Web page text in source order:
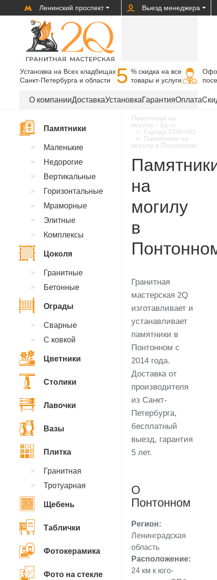
Ленинский проспект Выезд менеджера
Установка на Всех кладбищах
Санкт-Петербурга и области
5 % cкидка на все
товары и услуги
О компанииДоставкаУстановкаГарантияОплата
Памятники на
могилу - 2q.ru
Города СПб+ЛО
Памятники на
могилу в Понтонном
на
могилу
в
Гранитная
мастерская 2Q
изготавливает и
устанавливает
памятники в
Понтонном с
2014 года.
Доставка от
производителя
из Санкт-
Петербурга,
бесплатный
выезд, гарантия
5 лет.
О
Понтонном
Регион:
Ленинградская
область
Расположение:
24 км к юго-
Памятники
Маленькие
Недорогие
Вертикальные
Горизонтальные
Мраморные
Элитные
Комплексы
Цоколя
Гранитные
Бетонные
Ограды
Сварные
С ковкой
Цветники
Столики
Лавочки
Вазы
Плитка
Гранитная
Тротуарная
Щебень
Таблички
Фотокерамика
Фото на стекле